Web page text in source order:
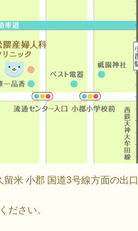
米 小郡 国道3号線方面の出口
ださい。